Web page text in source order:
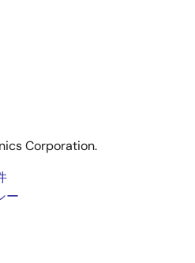
Corporation.
ー